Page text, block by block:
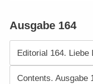
Ausgabe 164
Editorial 164. Liebe
Contents. Ausgabe